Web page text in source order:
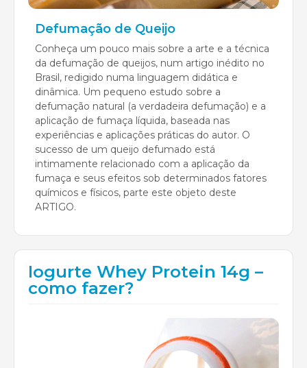
Defumação de Queijo
Conheça um pouco mais sobre a arte e a técnica
da defumação de queijos, num artigo inédito no
Brasil, redigido numa linguagem didática e
dinâmica. Um pequeno estudo sobre a
defumação natural (a verdadeira defumação) e a
aplicação de fumaça líquida, baseada nas
experiências e aplicações práticas do autor. O
sucesso de um queijo defumado está
intimamente relacionado com a aplicação da
fumaça e seus efeitos sob determinados fatores
químicos e físicos, parte este objeto deste
ARTIGO.
Iogurte Whey Protein 14g –
como fazer?